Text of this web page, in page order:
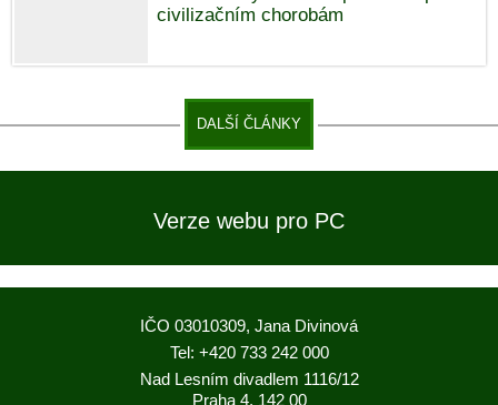
civilizačním chorobám
DALŠÍ ČLÁNKY
Verze webu pro PC
IČO 03010309, Jana Divinová
Tel: +420 733 242 000
Nad Lesním divadlem 1116/12
Praha 4, 142 00